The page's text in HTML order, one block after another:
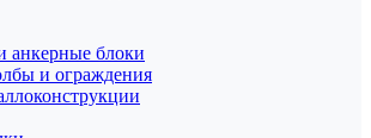
анкерные блоки
и ограждения